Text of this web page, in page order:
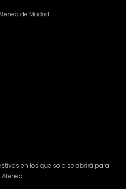
de Madrid
en los que solo se abrirá para